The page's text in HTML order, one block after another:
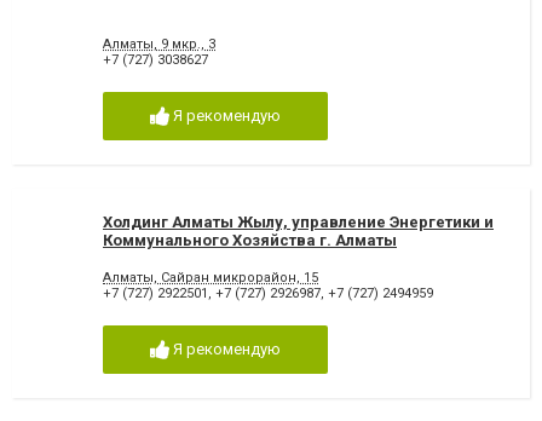
Алматы, 9 мкр., 3
+7 (727) 3038627
Я рекомендую
Холдинг Алматы Жылу, управление Энергетики и
Коммунального Хозяйства г. Алматы
Алматы, Сайран микрорайон, 15
+7 (727) 2922501 , +7 (727) 2926987, +7 (727) 2494959
Я рекомендую